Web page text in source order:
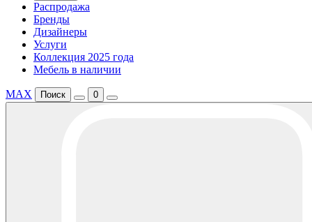
Распродажа
Бренды
Дизайнеры
Услуги
Коллекция 2025 года
Мебель в наличии
MAX Поиск 0